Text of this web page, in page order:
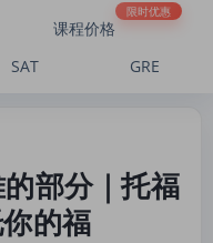
课程价格
限时优惠
SAT GRE
部分｜托福
的福